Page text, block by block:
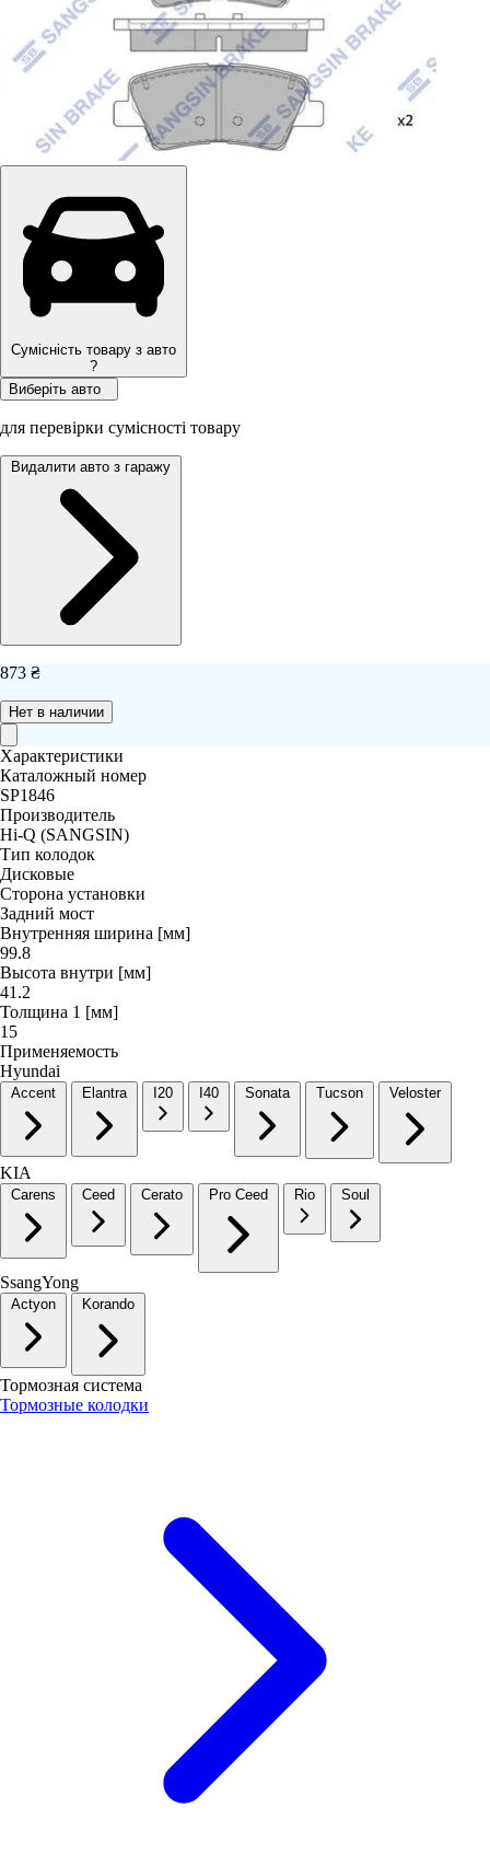
Сумісність товару з авто
?
Виберіть авто
для перевірки сумісності товару
Видалити авто з гаражу
873 ₴
Нет в наличии
Характеристики
Каталожный номер
SP1846
Производитель
Hi-Q (SANGSIN)
Тип колодок
Дисковые
Сторона установки
Задний мост
Внутренняя ширина [мм]
99.8
Высота внутри [мм]
41.2
Толщина 1 [мм]
15
Применяемость
Hyundai
Elantra Sonata Veloster
KIA
SsangYong
Тормозная система
Тормозные колодки